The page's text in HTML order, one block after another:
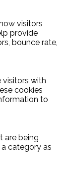
visitors
provide
bounce rate,
visitors with
cookies
to
are being
category as